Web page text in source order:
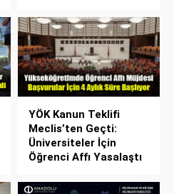
YÖK Kanun Teklifi
Meclis’ten Geçti:
Üniversiteler İçin
Öğrenci Affı Yasalaştı